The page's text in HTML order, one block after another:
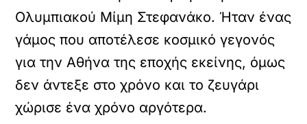
Ολυμπιακού Μίμη Στεφανάκο. Ήταν ένας
γάμος που αποτέλεσε κοσμικό γεγονός
για την Αθήνα της εποχής εκείνης, όμως
δεν άντεξε στο χρόνο και το ζευγάρι
χώρισε ένα χρόνο αργότερα.